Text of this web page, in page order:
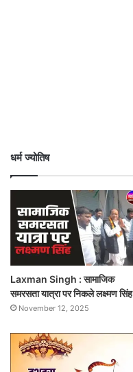
धर्म ज्योतिष
Laxman Singh : सामाजिक
समरसता यात्रा पर निकले लक्ष्मण सिंह
November 12, 2025